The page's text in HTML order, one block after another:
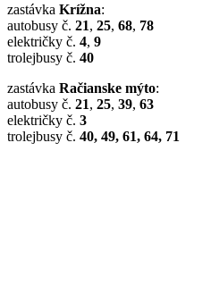
zastávka Krížna:
autobusy č. 21, 25, 68, 78
električky č. 4, 9
trolejbusy č. 40
zastávka Račianske mýto:
autobusy č. 21, 25, 39, 63
električky č. 3
trolejbusy č. 40, 49, 61, 64, 71